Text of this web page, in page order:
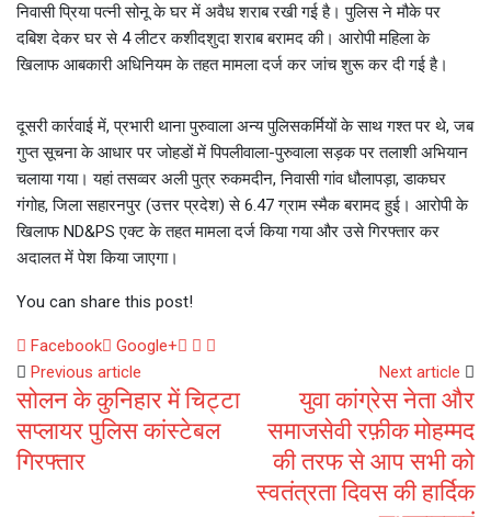
निवासी प्रिया पत्नी सोनू के घर में अवैध शराब रखी गई है। पुलिस ने मौके पर
दबिश देकर घर से 4 लीटर कशीदशुदा शराब बरामद की। आरोपी महिला के
खिलाफ आबकारी अधिनियम के तहत मामला दर्ज कर जांच शुरू कर दी गई है।
दूसरी कार्रवाई में, प्रभारी थाना पुरुवाला अन्य पुलिसकर्मियों के साथ गश्त पर थे, जब
गुप्त सूचना के आधार पर जोहडों में पिपलीवाला-पुरुवाला सड़क पर तलाशी अभियान
चलाया गया। यहां तसव्वर अली पुत्र रुकमदीन, निवासी गांव धौलापड़ा, डाकघर
गंगोह, जिला सहारनपुर (उत्तर प्रदेश) से 6.47 ग्राम स्मैक बरामद हुई। आरोपी के
खिलाफ ND&PS एक्ट के तहत मामला दर्ज किया गया और उसे गिरफ्तार कर
अदालत में पेश किया जाएगा।
You can share this post!
Facebook Google+ Whatsapp
Reddit
Email
Previous article
सोलन के कुनिहार में चिट्टा
सप्लायर पुलिस कांस्टेबल
गिरफ्तार
Next article
युवा कांग्रेस नेता और
समाजसेवी रफ़ीक मोहम्मद
की तरफ से आप सभी को
स्वतंत्रता दिवस की हार्दिक